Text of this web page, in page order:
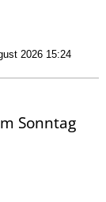
2026 15:24
Sonntag